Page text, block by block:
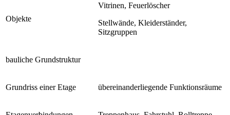
Objekte
Vitrinen, Feuerlöscher
Stellwände, Kleiderständer,
Sitzgruppen
bauliche Grundstruktur
Grundriss einer Etage übereinanderliegende Funktionsräume